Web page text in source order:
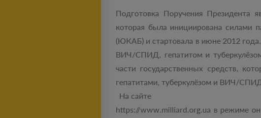
Подготовка Поручения Президента
которая была инициирована силами
(ЮКАБ) и стартовала в июне 2012
ВИЧ/СПИД, гепатитом и
части государственных средств,
гепатитами, туберкулёзом и ВИЧ/
На сайте
https://www.milliard.org.ua в режиме